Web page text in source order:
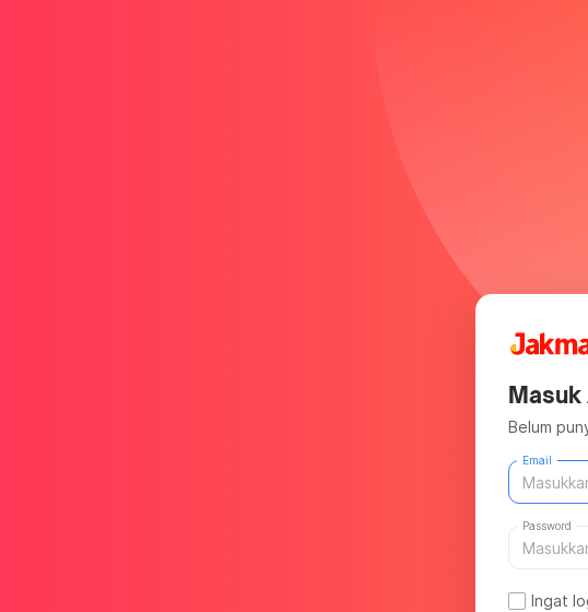
Masuk
Belum
Email
Password
Ingat